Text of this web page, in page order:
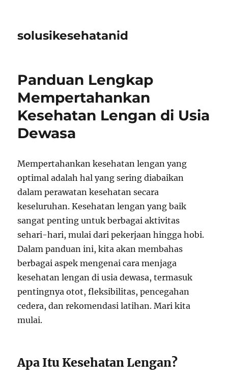
solusikesehatanid
Panduan Lengkap
Mempertahankan
Kesehatan Lengan di Usia
Dewasa
Mempertahankan kesehatan lengan yang
optimal adalah hal yang sering diabaikan
dalam perawatan kesehatan secara
keseluruhan. Kesehatan lengan yang baik
sangat penting untuk berbagai aktivitas
sehari-hari, mulai dari pekerjaan hingga hobi.
Dalam panduan ini, kita akan membahas
berbagai aspek mengenai cara menjaga
kesehatan lengan di usia dewasa, termasuk
pentingnya otot, fleksibilitas, pencegahan
cedera, dan rekomendasi latihan. Mari kita
mulai.
Apa Itu Kesehatan Lengan?